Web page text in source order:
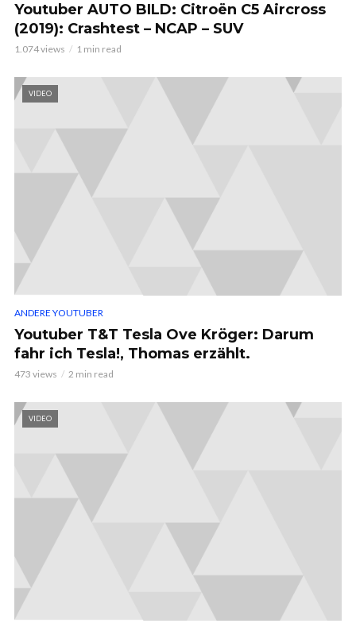
Youtuber AUTO BILD: Citroën C5 Aircross
(2019): Crashtest – NCAP – SUV
1.074 views 1 min read
VIDEO
ANDERE YOUTUBER
Youtuber T&T Tesla Ove Kröger: Darum
fahr ich Tesla!, Thomas erzählt.
473 views 2 min read
VIDEO